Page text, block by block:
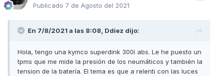
Publicado 7 de Agosto del 2021
En 7/8/2021 a las 8:08, Ddiez dijo:
Hola, tengo una kymco superdink 300i abs. Le he puesto un
tpms que me mide la presión de los neumáticos y también la
tension de la batería. El tema es que a relenti con las luces